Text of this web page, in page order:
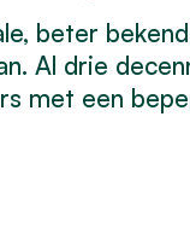
beter
Al drie
met een